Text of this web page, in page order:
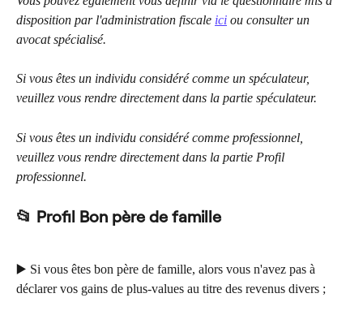
disposition par l'administration fiscale ici ou consulter un
avocat spécialisé.
Si vous êtes un individu considéré comme un spéculateur,
veuillez vous rendre directement dans la partie spéculateur.
Si vous êtes un individu considéré comme professionnel,
veuillez vous rendre directement dans la partie Profil
professionnel.
📂 Profil Bon père de famille
▶️ Si vous êtes bon père de famille, alors vous n'avez pas à
déclarer vos gains de plus-values au titre des revenus divers ;